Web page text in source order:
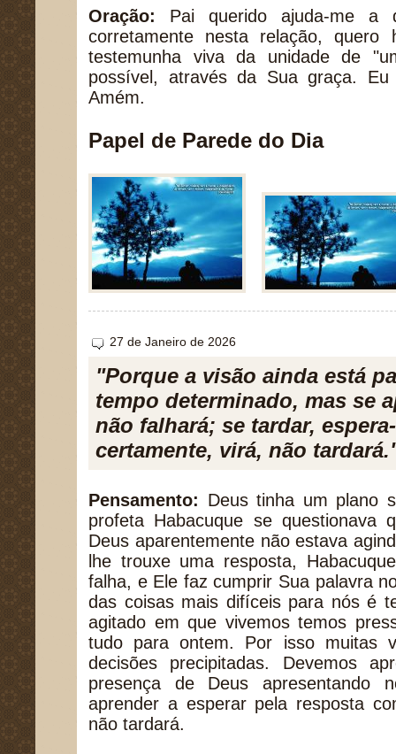
Oração: Pai querido ajuda-me a
corretamente nesta relação, quero
testemunha viva da unidade de
possível, através da Sua graça.
Amém.
Papel de Parede do Dia
27 de Janeiro de 2026
"Porque a visão ainda está
tempo determinado, mas se
não falhará; se tardar,
certamente, virá, não
Pensamento: Deus tinha um plano
profeta Habacuque se questionava
Deus aparentemente não estava
lhe trouxe uma resposta,
falha, e Ele faz cumprir Sua palavra
das coisas mais difíceis para nós é
agitado em que vivemos temos
tudo para ontem. Por isso muitas
decisões precipitadas. Devemos
presença de Deus apresentando
aprender a esperar pela resposta
não tardará.